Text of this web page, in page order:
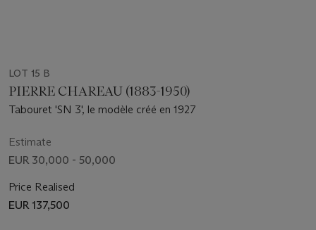
LOT 15 B
PIERRE CHAREAU (1883-1950)
Tabouret 'SN 3', le modèle créé en 1927
Estimate
EUR 30,000 - 50,000
Price Realised
EUR 137,500